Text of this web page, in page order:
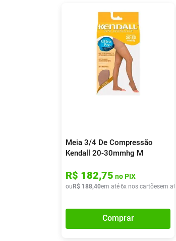
Meia 3/4 De Compressão
Kendall 20-30mmhg M
R$ 182,75 no PIX
ou R$ 188,40em até6x nos cartõesem até
Comprar